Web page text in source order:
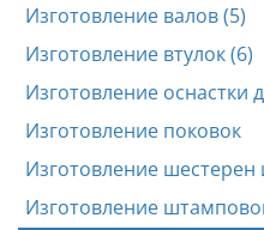
Изготовление валов (5)
Изготовление втулок (6)
Изготовление оснастки
Изготовление поковок
Изготовление шестерен
Изготовление